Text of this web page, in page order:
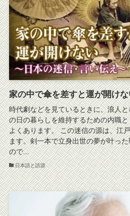
家の中で傘を差すと運が開け
時代劇などを見ているときに、浪人
の日の暮らしを維持するための内職
よくあります。 この迷信の源は、江
ます。剣一本で立身出世の夢が叶っ
ので...
日本語と語源